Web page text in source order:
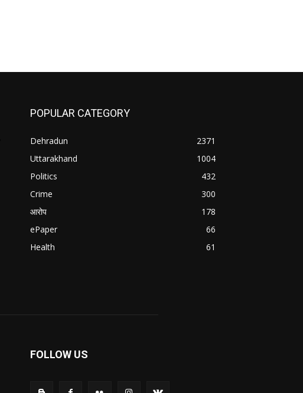
POPULAR CATEGORY
Dehradun
2371
Uttarakhand
1004
Politics
432
Crime
300
आरोप
178
ePaper
66
Health
61
FOLLOW US